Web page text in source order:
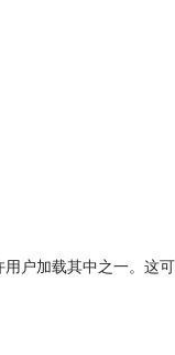
户加载其中之一。这